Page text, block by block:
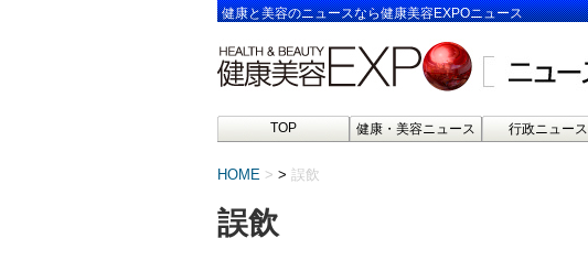
健康と美容のニュースなら健康美容EXPOニュース
TOP 健康・美容ニュース 行政ニュース
HOME > 誤飲
誤飲